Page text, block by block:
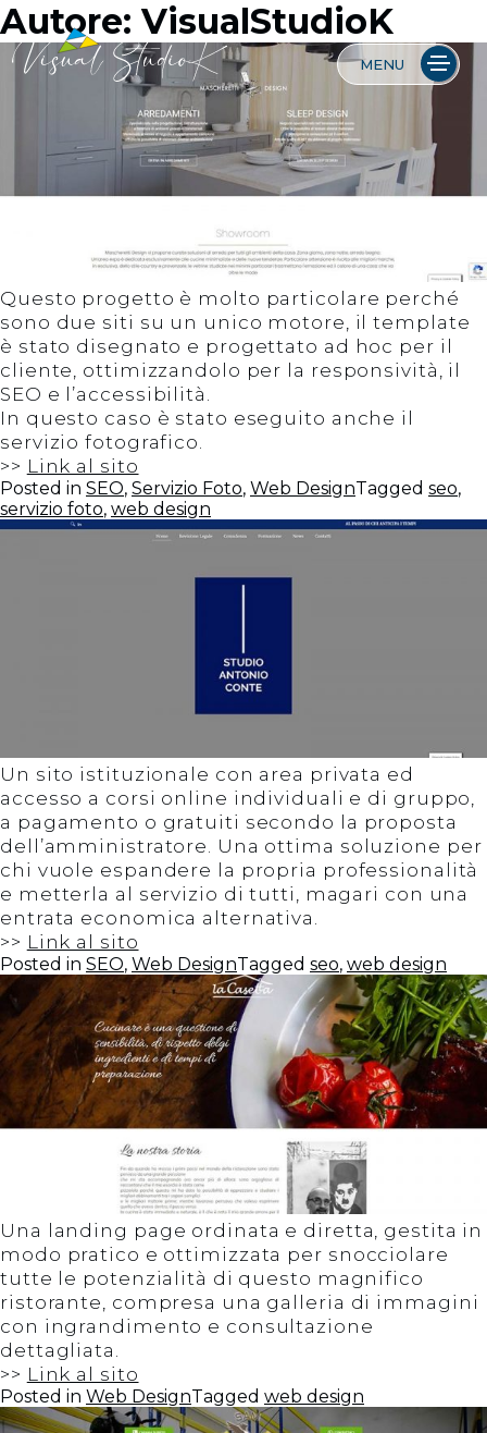
Skip
to
content
Web Agency a Milano – Progettazione siti
Siti internet, Servizi foto, video e web contents
MENU
Autore:VisualStudioK
Questo progetto è molto particolare perché
sono due siti su un unico motore, il template
è stato disegnato e progettato ad hoc per il
cliente, ottimizzandolo per la responsività, il
SEO e l’accessibilità.
In questo caso è stato eseguito anche il
servizio fotografico.
>> Link al sito
Posted in SEO, Servizio Foto, Web DesignTagged seo,
servizio foto, web design
Un sito istituzionale con area privata ed
accesso a corsi online individuali e di gruppo,
a pagamento o gratuiti secondo la proposta
dell’amministratore. Una ottima soluzione per
chi vuole espandere la propria professionalità
e metterla al servizio di tutti, magari con una
entrata economica alternativa.
>> Link al sito
Posted in SEO, Web DesignTagged seo, web design
Una landing page ordinata e diretta, gestita in
modo pratico e ottimizzata per snocciolare
tutte le potenzialità di questo magnifico
ristorante, compresa una galleria di immagini
con ingrandimento e consultazione
dettagliata.
>> Link al sito
Posted in Web DesignTagged web design